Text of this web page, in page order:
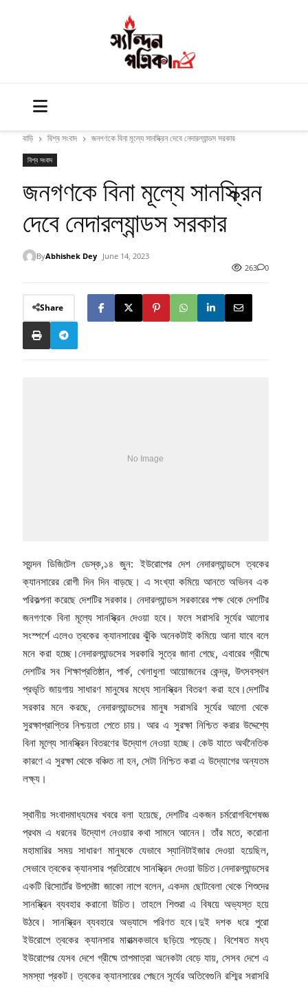
বাড়ি বিশ্ব সংবাদ জনগণকে বিনা মূল্যে সানস্ক্রিন দেবে নেদারল্যান্ডস সরকার
বিশ্ব সংবাদ
জনগণকে বিনা মূল্যে সানস্ক্রিন
দেবে নেদারল্যান্ডস সরকার
ByAbhishek Dey
June 14, 2023
263
0
Share
স্যন্দন ডিজিটেল ডেস্ক,১৪ জুন: ইউরোপের দেশ নেদারল্যান্ডসে ত্বকের
ক্যানসারের রোগী দিন দিন বাড়ছে। এ সংখ্যা কমিয়ে আনতে অভিনব এক
পরিকল্পনা করেছে দেশটির সরকার। নেদারল্যান্ডস সরকারের পক্ষ থেকে দেশটির
জনগণকে বিনা মূল্যে সানস্ক্রিন দেওয়া হবে। ফলে সরাসরি সূর্যের আলোর
সংস্পর্শে এলেও ত্বকের ক্যানসারের ঝুঁকি অনেকটাই কমিয়ে আনা যাবে বলে
মনে করা হচ্ছে।নেদারল্যান্ডসের সরকারি সূত্রে জানা গেছে, এবারের গ্রীষ্মে
দেশটির সব শিক্ষাপ্রতিষ্ঠান, পার্ক, খেলাধুলা আয়োজনের কেন্দ্র, উৎসবস্থল
প্রভৃতি জায়গায় সাধারণ মানুষের মধ্যে সানস্ক্রিন বিতরণ করা হবে।দেশটির
সরকার মনে করছে, নেদারল্যান্ডসের মানুষ সরাসরি সূর্যের আলো থেকে
সুরক্ষাপ্রাপ্তির নিশ্চয়তা পেতে চায়। আর এ সুরক্ষা নিশ্চিত করার উদ্দেশ্যে
বিনা মূল্যে সানস্ক্রিন বিতরণের উদ্যোগ নেওয়া হচ্ছে। কেউ যাতে অর্থনৈতিক
কারণে এ সুরক্ষা থেকে বঞ্চিত না হন, সেটা নিশ্চিত করা এ উদ্যোগের অন্যতম
লক্ষ্য।
স্থানীয় সংবাদমাধ্যমের খবরে বলা হয়েছে, দেশটির একজন চর্মরোগবিশেষজ্ঞ
প্রথম এ ধরনের উদ্যোগ নেওয়ার কথা সামনে আনেন। তাঁর মতে, করোনা
মহামারির সময় সাধারণ মানুষকে যেভাবে স্যানিটাইজার দেওয়া হয়েছিল,
সেভাবে ত্বকের ক্যানসার প্রতিরোধে সানস্ক্রিন দেওয়া উচিত।নেদারল্যান্ডসের
একটি রিসোর্টের উপদেষ্টা জাকো নাপে বলেন, একদম ছোটবেলা থেকে শিশুদের
সানস্ক্রিন ব্যবহার করানো উচিত। তাহলে শিশুরা এ বিষয়ে অভ্যস্ত হয়ে
উঠবে। সানস্ক্রিন ব্যবহারে অভ্যাসে পরিণত হবে।দুই দশক ধরে পুরো
ইউরোপে ত্বকের ক্যানসার মারাত্মকভাবে ছড়িয়ে পড়েছে। বিশেষত মধ্য
ইউরোপের যেসব দেশে গ্রীষ্মে তাপমাত্রা অনেকটা বেড়ে যায়, সেসব দেশে এ
সমস্যা প্রকট। ত্বকের ক্যানসারের পেছনে সূর্যের অতিবেগুনি রশ্মির সরাসরি